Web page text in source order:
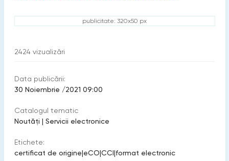
publicitate: 320x50 px
2424 vizualizări
Data publicării:
30 Noiembrie /2021 09:00
Catalogul tematic
Noutăți | Servicii electronice
Etichete:
certificat de origine|eCO|CCI|format electronic